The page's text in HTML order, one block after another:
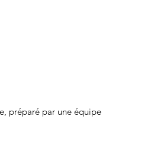
préparé par une équipe